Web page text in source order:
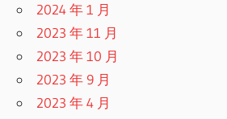
2024 年 1 月
2023 年 11 月
2023 年 10 月
2023 年 9 月
2023 年 4 月